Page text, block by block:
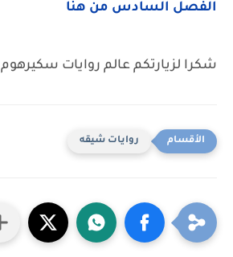
الفصل السادس من هنا
شكرا لزيارتكم عالم روايات سكيرهوم
روايات شيقه